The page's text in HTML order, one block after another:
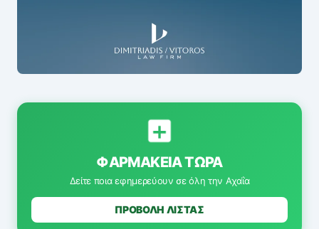
ΦΑΡΜΑΚΕΊΑ ΤΏΡΑ
Δείτε ποια εφημερεύουν σε όλη την Αχαΐα
ΠΡΟΒΟΛΗ ΛΙΣΤΑΣ